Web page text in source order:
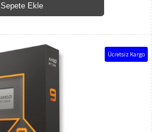
Sepete Ekle
Ücretsiz Kargo